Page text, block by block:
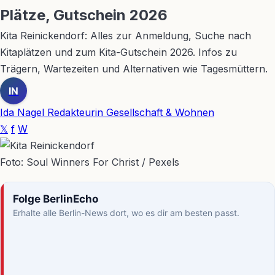
Plätze, Gutschein 2026
Kita Reinickendorf: Alles zur Anmeldung, Suche nach
Kitaplätzen und zum Kita-Gutschein 2026. Infos zu
Trägern, Wartezeiten und Alternativen wie Tagesmüttern.
IN
Ida Nagel Redakteurin Gesellschaft & Wohnen
𝕏 f W
Foto: Soul Winners For Christ / Pexels
Folge BerlinEcho
Erhalte alle Berlin-News dort, wo es dir am besten passt.